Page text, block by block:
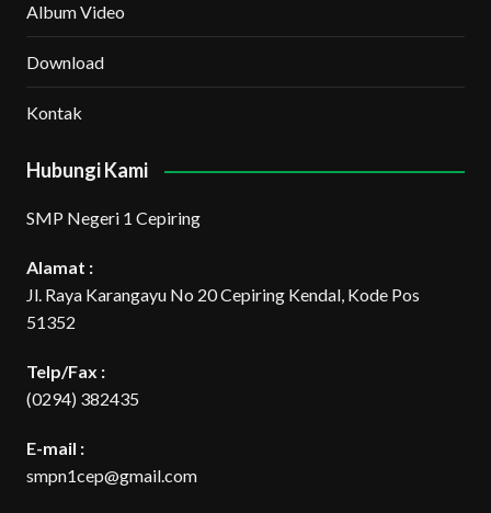
Album Video
Download
Kontak
Hubungi Kami
SMP Negeri 1 Cepiring
Alamat :
Jl. Raya Karangayu No 20 Cepiring Kendal, Kode Pos
51352
Telp/Fax :
(0294) 382435
E-mail :
smpn1cep@gmail.com